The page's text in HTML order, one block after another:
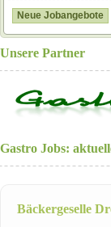
Neue Jobangebote
Unsere Partner
Gastro Jobs:
Bäckergeselle